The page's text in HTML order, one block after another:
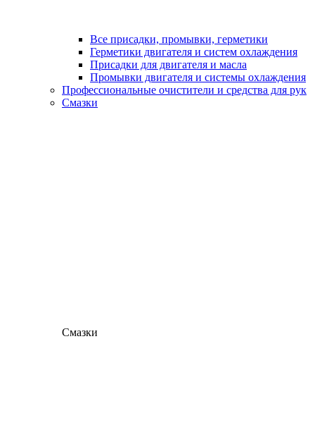
Все присадки, промывки, герметики
Герметики двигателя и систем охлаждения
Присадки для двигателя и масла
Промывки двигателя и системы охлаждения
Профессиональные очистители и средства для рук
Смазки
Смазки